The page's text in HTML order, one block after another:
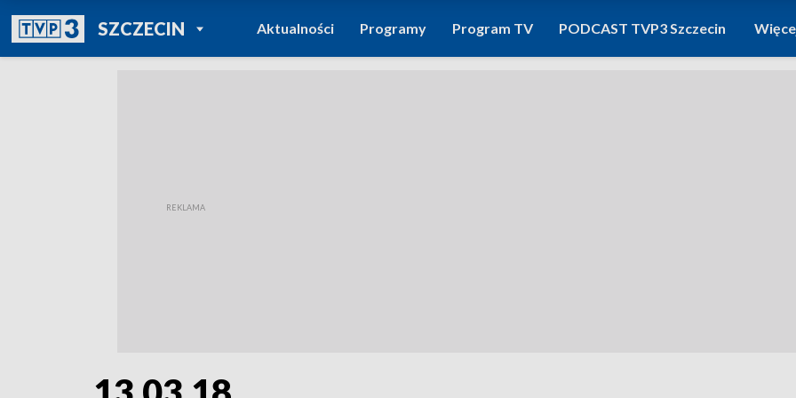
SZCZECINPOWRÓT DO
TVP REGIONY
Aktualności Programy Program TV PODCAST TVP3 Szczecin